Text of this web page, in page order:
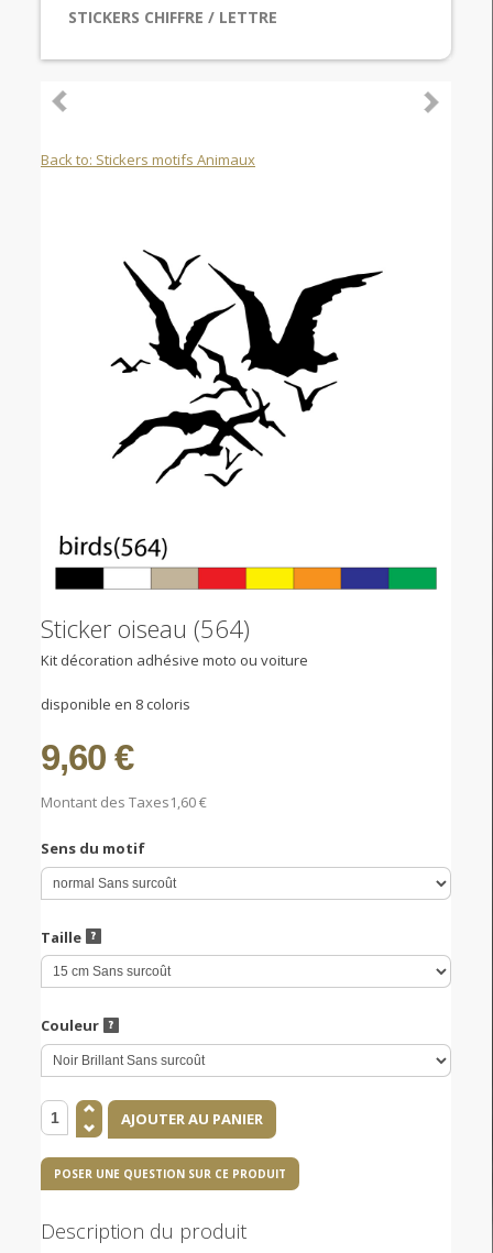
STICKERS CHIFFRE / LETTRE
Back to: Stickers motifs Animaux
Sticker oiseau (564)
Kit décoration adhésive moto ou voiture
disponible en 8 coloris
9,60 €
Montant des Taxes1,60 €
Sens du motif
Taille
Couleur
POSER UNE QUESTION SUR CE PRODUIT
Description du produit